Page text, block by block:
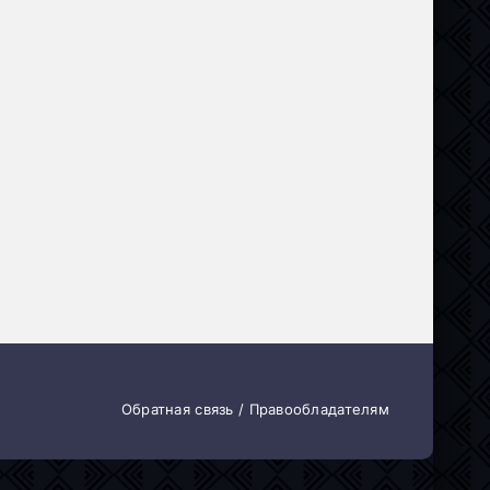
Обратная связь / Правообладателям